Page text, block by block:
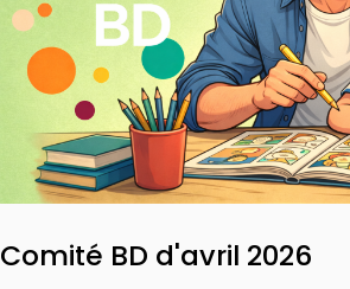
Comité BD d'avril 2026